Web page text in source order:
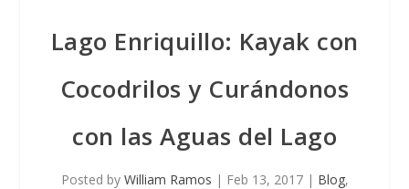
Lago Enriquillo: Kayak con
Cocodrilos y Curándonos
con las Aguas del Lago
Posted by William Ramos | Feb 13, 2017| Blog,